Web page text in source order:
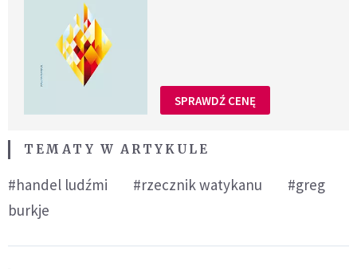
SPRAWDŹ CENĘ
TEMATY W ARTYKULE
#handel ludźmi #rzecznik watykanu
#greg
burkje